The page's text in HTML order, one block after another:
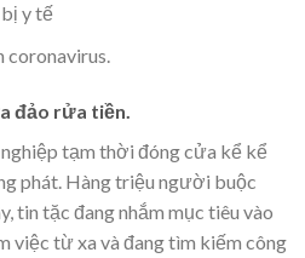
y tế
coronavirus.
đảo rửa tiền.
tạm thời đóng cửa kể kể
phát. Hàng triệu người buộc
tin tặc đang nhắm mục tiêu vào
việc từ xa và đang tìm kiếm công